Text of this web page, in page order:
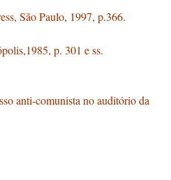
São Paulo, 1997, p.366.
p. 301 e ss.
anti-comunista no auditório da